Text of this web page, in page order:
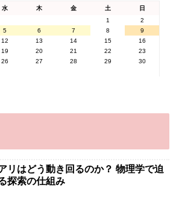
水 木 金 土
日
1
2
5 6 7 8
9
12 13 14 15
16
19 20 21 22
23
26 27 28 29
30
リはどう動き回るのか？ 物理学で迫
探索の仕組み